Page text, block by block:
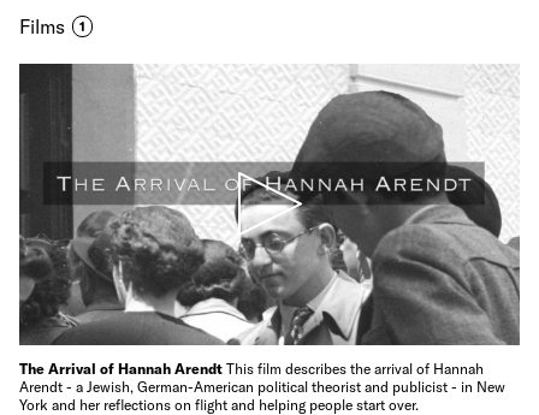
Films 1
The Arrival of Hannah Arendt This film describes the arrival of Hannah
Arendt - a Jewish, German-American political theorist and publicist - in New
York and her reflections on flight and helping people start over.